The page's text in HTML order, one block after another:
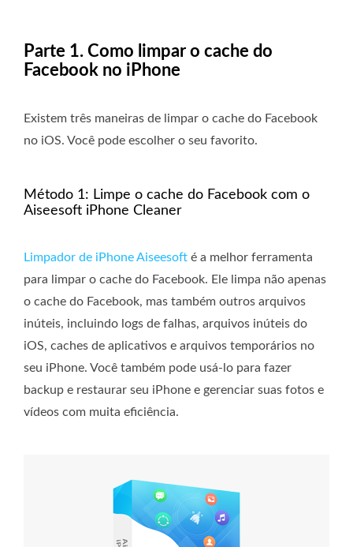
Parte 1. Como limpar o cache do
Facebook no iPhone
Existem três maneiras de limpar o cache do Facebook
no iOS. Você pode escolher o seu favorito.
Método 1: Limpe o cache do Facebook com o
Aiseesoft iPhone Cleaner
Limpador de iPhone Aiseesoft é a melhor ferramenta
para limpar o cache do Facebook. Ele limpa não apenas
o cache do Facebook, mas também outros arquivos
inúteis, incluindo logs de falhas, arquivos inúteis do
iOS, caches de aplicativos e arquivos temporários no
seu iPhone. Você também pode usá-lo para fazer
backup e restaurar seu iPhone e gerenciar suas fotos e
vídeos com muita eficiência.